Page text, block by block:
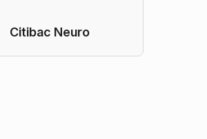
Citibac Neuro